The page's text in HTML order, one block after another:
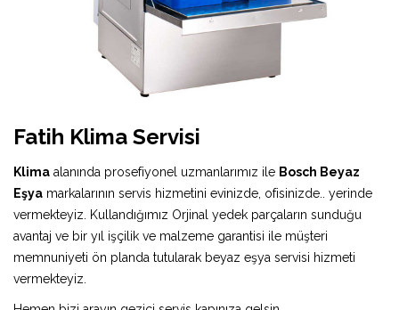
Fatih Klima Servisi
Klima alanında prosefiyonel uzmanlarımız ile Bosch Beyaz
Eşya markalarının servis hizmetini evinizde, ofisinizde.. yerinde
vermekteyiz. Kullandığımız Orjinal yedek parçaların sunduğu
avantaj ve bir yıl işçilik ve malzeme garantisi ile müşteri
memnuniyeti ön planda tutularak beyaz eşya servisi hizmeti
vermekteyiz.